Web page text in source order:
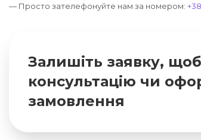
— Просто зателефонуйте нам за номером:
Залишіть заявку,
консультацію чи
замовлення